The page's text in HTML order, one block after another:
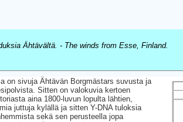
Ähtävältä. - The winds from Esse, Finland.
on sivuja Ähtävän Borgmästars suvusta ja
Sitten on valokuvia kertoen
aina 1800-luvun lopulta lähtien,
juttuja kylällä ja sitten Y-DNA tuloksia
sekä sen perusteella jopa